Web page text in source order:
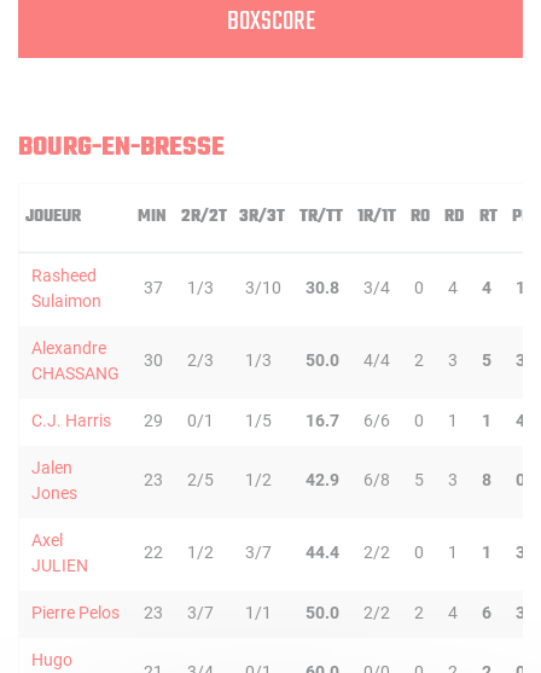
BOXSCORE
BOURG-EN-BRESSE
JOUEUR MIN 2R/2T 3R/3T TR/TT 1R/1T RO RD RT PD
Rasheed
Sulaimon
37 1/3 3/10 30.8 3/4 0 4 4 1
Alexandre
CHASSANG
30 2/3 1/3 50.0 4/4 2 3 5 3
C.J. Harris 29 0/1 1/5 16.7 6/6 0 1 1 4
Jalen
Jones
23 2/5 1/2 42.9 6/8 5 3 8 0
Axel
JULIEN
22 1/2 3/7 44.4 2/2 0 1 1 3
Pierre Pelos 23 3/7 1/1 50.0 2/2 2 4 6 3
Hugo